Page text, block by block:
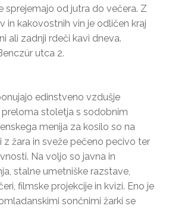
sprejemajo od jutra do večera. Z
in kakovostnih vin je odličen kraj
ali zadnji rdeči kavi dneva.
utca 2.
edinstveno vzdušje
preloma stoletja s sodobnim
menija za kosilo so na
z žara in sveže pečeno pecivo ter
Na voljo so javna in
stalne umetniške razstave,
filmske projekcije in kvizi. Eno je
sončnimi žarki se